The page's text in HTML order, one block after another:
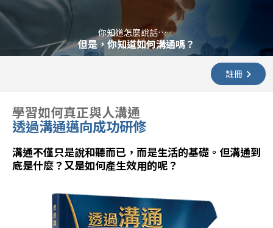
你知道怎麼說話……
但是，你知道如何溝通嗎？
註冊
學習如何真正與人溝通
透過溝通邁向成功研修
溝通不僅只是說和聽而已，而是生活的基礎。但溝通到
底是什麼？又是如何產生效用的呢？